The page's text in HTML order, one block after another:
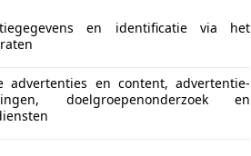
€ 1.999
en identificatie via het
advertenties en content, advertentie-
doelgroepenonderzoek en